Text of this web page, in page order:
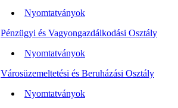
Nyomtatványok
Pénzügyi és Vagyongazdálkodási Osztály
Nyomtatványok
Városüzemeltetési és Beruházási Osztály
Nyomtatványok